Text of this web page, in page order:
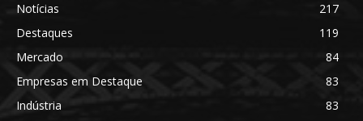
Notícias
217
Destaques
119
Mercado
84
Empresas em Destaque
83
Indústria
83